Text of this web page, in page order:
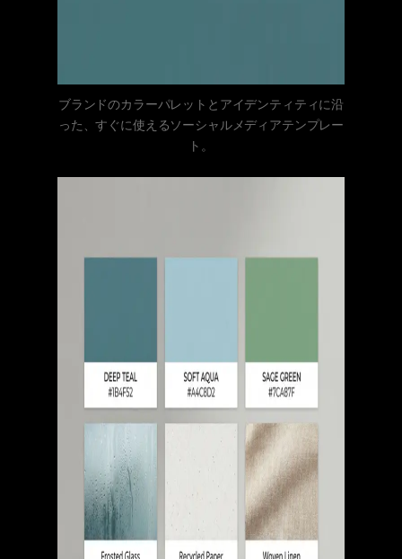
ブランドのカラーパレットとアイデンティティに沿
った、すぐに使えるソーシャルメディアテンプレー
ト。